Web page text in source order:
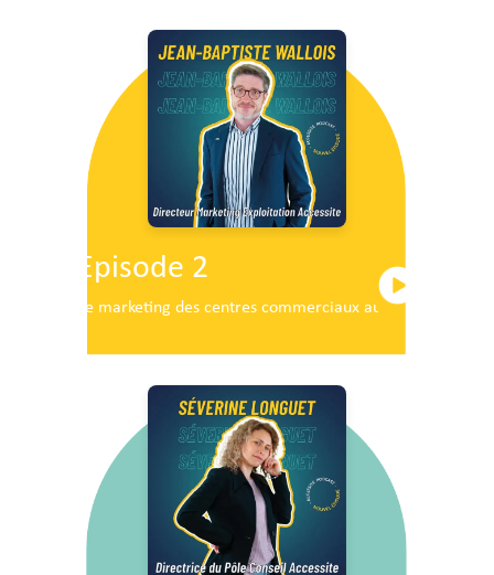
Episode 2
Le marketing des centres commerciaux au service du